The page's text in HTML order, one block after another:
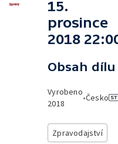
15.
prosince
2018
Obsah dílu
Vyrobeno
2018
•Česko
Zpravodajství